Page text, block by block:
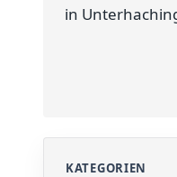
in
KATEGORIEN